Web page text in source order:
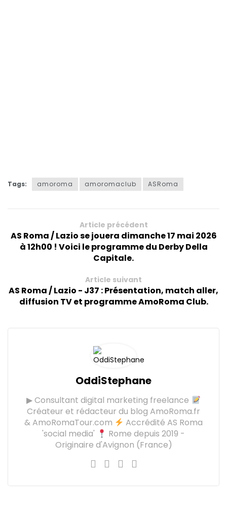
Tags: amoroma amoromaclub ASRoma
Article précédent
AS Roma / Lazio se jouera dimanche 17 mai 2026
à 12h00 ! Voici le programme du Derby Della
Capitale.
Article suivant
AS Roma / Lazio - J37 : Présentation, match aller,
diffusion TV et programme AmoRoma Club.
OddiStephane
▶ Consultant digital marketing freelance
Créateur et rédacteur du blog AmoRoma.fr
& AmoRomaTour.com
Accrédité AS Roma
'social media'
Rome depuis 2019 -
Originaire d'Avignon (France)